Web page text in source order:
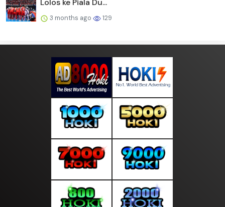
Lolos ke Piala Du...
3 months ago 129